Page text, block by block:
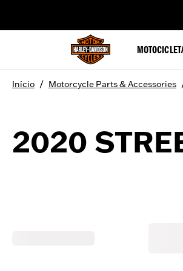
Início / Motorcycle Parts & Accessories
2020